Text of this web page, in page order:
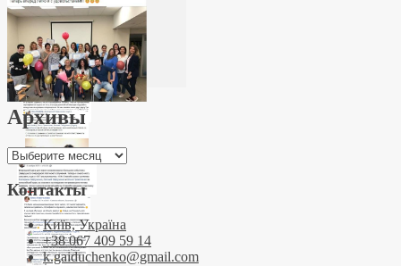
Архивы
Архивы
Контакты
Київ, Україна
+38 067 409 59 14
k.gaiduchenko@gmail.com